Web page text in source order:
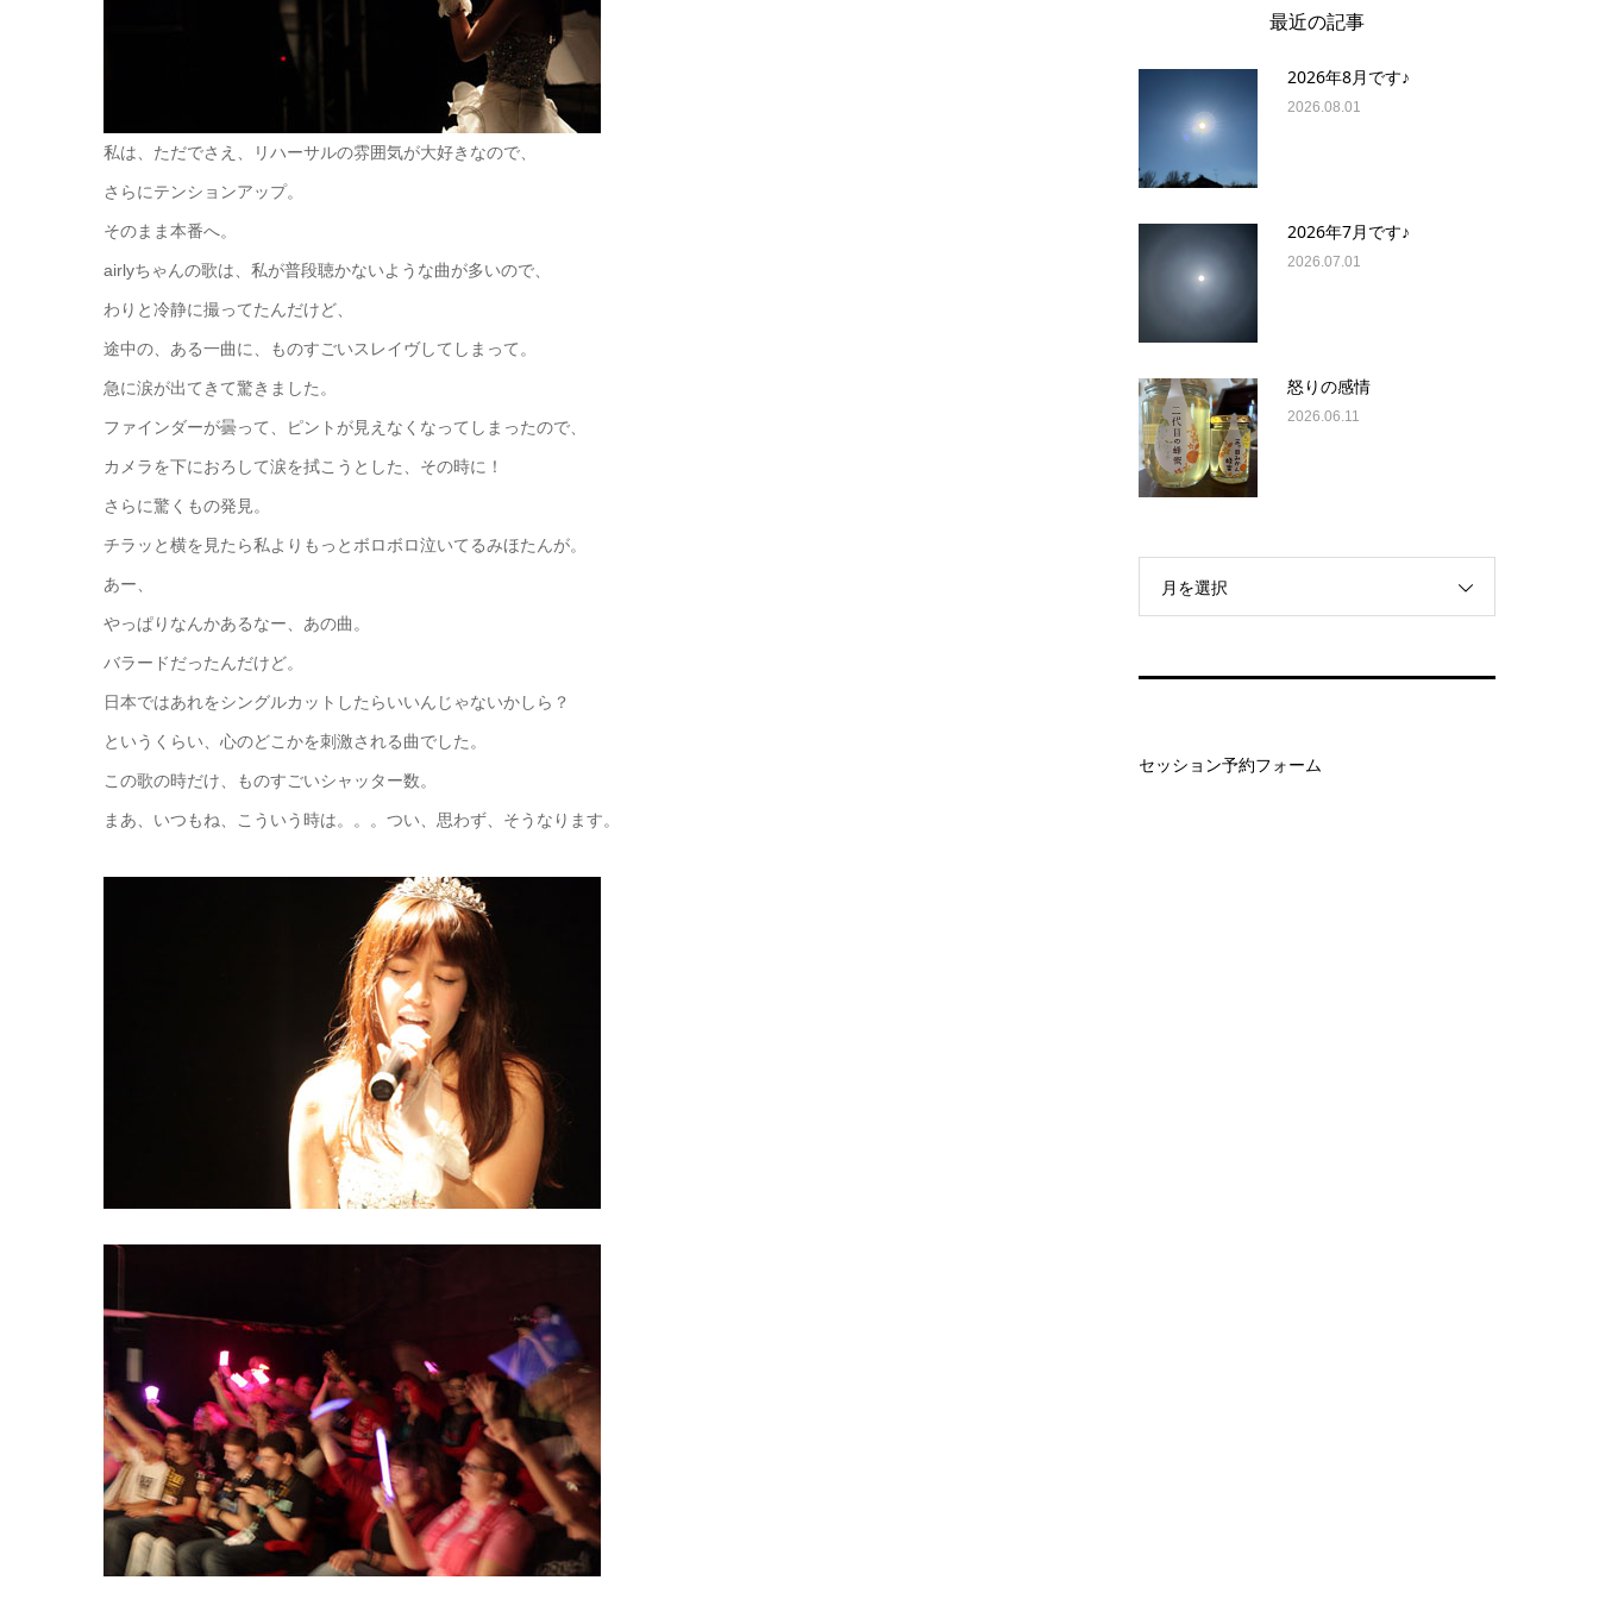
私は、ただでさえ、リハーサルの雰囲気が大好きなので、
さらにテンションアップ。
そのまま本番へ。
airlyちゃんの歌は、私が普段聴かないような曲が多いので、
わりと冷静に撮ってたんだけど、
途中の、ある一曲に、ものすごいスレイヴしてしまって。
急に涙が出てきて驚きました。
ファインダーが曇って、ピントが見えなくなってしまったので、
カメラを下におろして涙を拭こうとした、その時に！
さらに驚くもの発見。
チラッと横を見たら私よりもっとボロボロ泣いてるみほたんが。
あー、
やっぱりなんかあるなー、あの曲。
バラードだったんだけど。
日本ではあれをシングルカットしたらいいんじゃないかしら？
というくらい、心のどこかを刺激される曲でした。
この歌の時だけ、ものすごいシャッター数。
まあ、いつもね、こういう時は。。。つい、思わず、そうなります。
最近の記事
2026年8月です♪
2026.08.01
2026年7月です♪
2026.07.01
怒りの感情
2026.06.11
月を選択
セッション予約フォーム